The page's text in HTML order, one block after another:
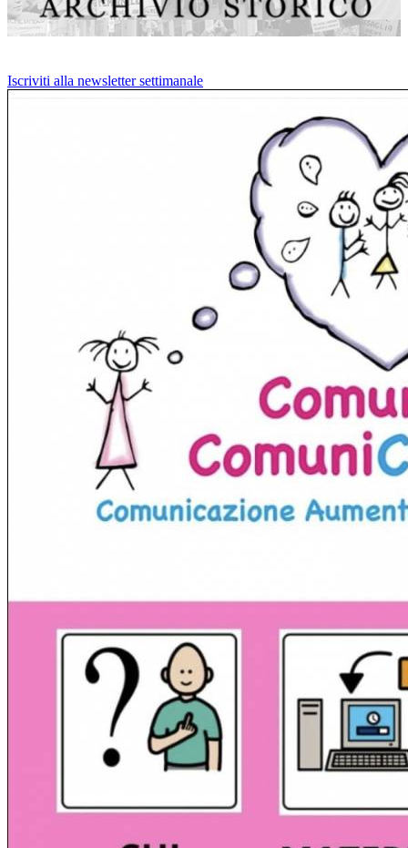
Iscriviti alla newsletter settimanale